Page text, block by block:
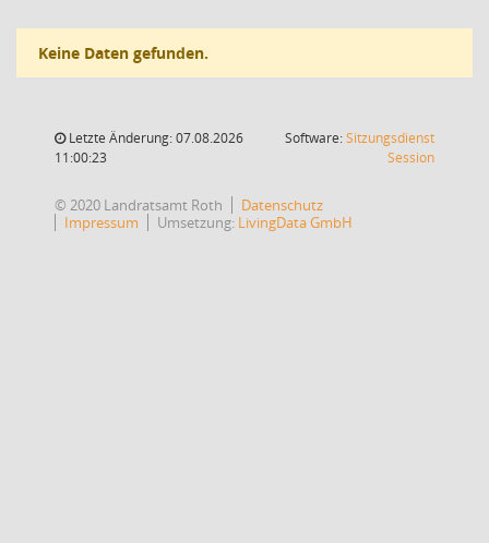
Keine Daten gefunden.
Letzte Änderung: 07.08.2026
11:00:23
Software:Sitzungsdienst
Session(Wird in
© 2020 Landratsamt Roth
Datenschutz
Impressum
Umsetzung: LivingData GmbH